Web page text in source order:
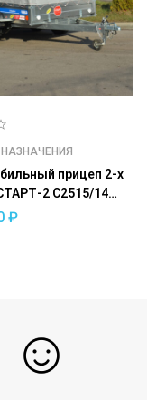
прицеп 2-х
2 С2515/14
₽